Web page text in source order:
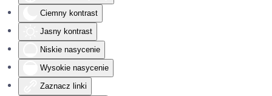
Ciemny kontrast
Jasny kontrast
Niskie nasycenie
Wysokie nasycenie
Zaznacz linki